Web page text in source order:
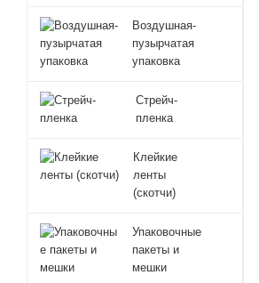
Воздушная-
пузырчатая
упаковка
Стрейч-
пленка
Клейкие
ленты
(скотчи)
Упаковочные
пакеты и
мешки